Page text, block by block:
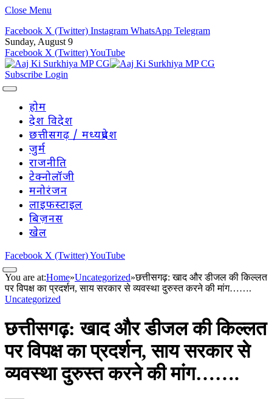
Close Menu
Facebook X (Twitter) Instagram WhatsApp Telegram
Sunday, August 9
Facebook X (Twitter)YouTube
Subscribe Login
होम
देश विदेश
छत्तीसगढ़ / मध्यप्रदेश
जुर्म
राजनीति
टेक्नोलॉजी
मनोरंजन
लाइफस्टाइल
बिज़नस
खेल
Facebook X (Twitter)YouTube
You are at:Home»Uncategorized»छत्तीसगढ़: खाद और डीजल की किल्लत
पर विपक्ष का प्रदर्शन, साय सरकार से व्यवस्था दुरुस्त करने की मांग…….
Uncategorized
छत्तीसगढ़: खाद और डीजल की किल्लत
पर विपक्ष का प्रदर्शन, साय सरकार से
व्यवस्था दुरुस्त करने की मांग…….